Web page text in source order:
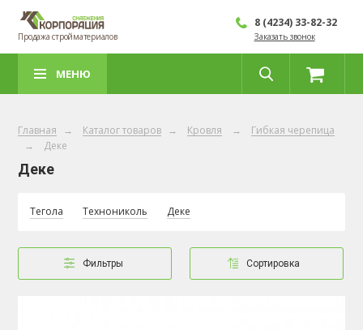
Продажа стройматериалов
8 (4234) 33-82-32
Заказать звонок
МЕНЮ
Главная → Каталог товаров → Кровля →
Гибкая черепица
→
Деке
Деке
Тегола Технониколь Деке
Фильтры Сортировка